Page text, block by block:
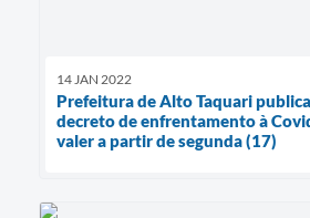
14 JAN 2022
Prefeitura de Alto Taquari
decreto de enfrentamento à
valer a partir de segunda (17)